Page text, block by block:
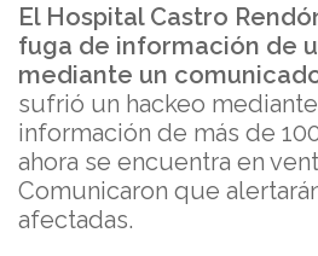
El Hospital Castro
fuga de información de
mediante un
sufrió un hackeo
información de más de
ahora se encuentra en
Comunicaron que
afectadas.